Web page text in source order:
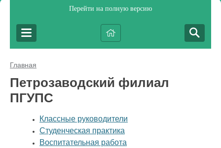
Перейти на полную версию
Главная
Петрозаводский филиал
ПГУПС
Классные руководители
Студенческая практика
Воспитательная работа